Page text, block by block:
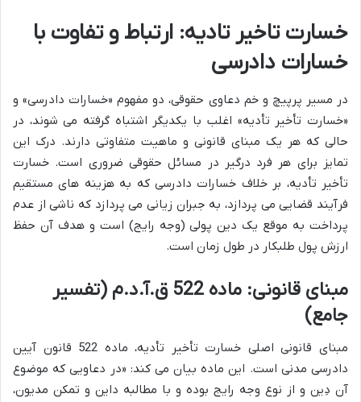
خسارت تاخیر تادیه: ارتباط و تفاوت با
خسارات دادرسی
در مسیر پرپیچ و خم دعاوی حقوقی، دو مفهوم «خسارات دادرسی» و
«خسارت تأخیر تأدیه» اغلب با یکدیگر اشتباه گرفته می شوند، در
حالی که هر یک مبنای قانونی و ماهیت متفاوتی دارند. درک این
تمایز برای هر فرد درگیر در مسائل حقوقی ضروری است. خسارت
تأخیر تأدیه، بر خلاف خسارات دادرسی که به هزینه های مستقیم
فرآیند قضایی می پردازد، به جبران زیانی می پردازد که ناشی از عدم
پرداخت به موقع یک دین پولی (وجه رایج) است و هدف آن حفظ
ارزش پول طلبکار در طول زمان است.
مبنای قانونی: ماده 522 ق.آ.د.م (تفسیر
جامع)
مبنای قانونی اصلی خسارت تأخیر تأدیه، ماده 522 قانون آیین
دادرسی مدنی است. این ماده بیان می کند: «در دعاویی که موضوع
آن دِین و از نوع وجه رایج بوده و با مطالبه داین و تمکن مدیون،